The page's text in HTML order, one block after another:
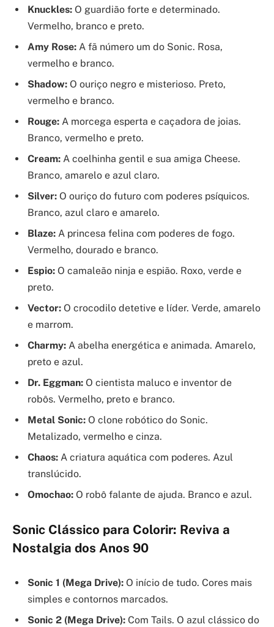
Knuckles: O guardião forte e determinado.
Vermelho, branco e preto.
Amy Rose: A fã número um do Sonic. Rosa,
vermelho e branco.
Shadow: O ouriço negro e misterioso. Preto,
vermelho e branco.
Rouge: A morcega esperta e caçadora de joias.
Branco, vermelho e preto.
Cream: A coelhinha gentil e sua amiga Cheese.
Branco, amarelo e azul claro.
Silver: O ouriço do futuro com poderes psíquicos.
Branco, azul claro e amarelo.
Blaze: A princesa felina com poderes de fogo.
Vermelho, dourado e branco.
Espio: O camaleão ninja e espião. Roxo, verde e
preto.
Vector: O crocodilo detetive e líder. Verde, amarelo
e marrom.
Charmy: A abelha energética e animada. Amarelo,
preto e azul.
Dr. Eggman: O cientista maluco e inventor de
robôs. Vermelho, preto e branco.
Metal Sonic: O clone robótico do Sonic.
Metalizado, vermelho e cinza.
Chaos: A criatura aquática com poderes. Azul
translúcido.
Omochao: O robô falante de ajuda. Branco e azul.
Sonic Clássico para Colorir: Reviva a
Nostalgia dos Anos 90
Sonic 1 (Mega Drive): O início de tudo. Cores mais
simples e contornos marcados.
Sonic 2 (Mega Drive): Com Tails. O azul clássico do